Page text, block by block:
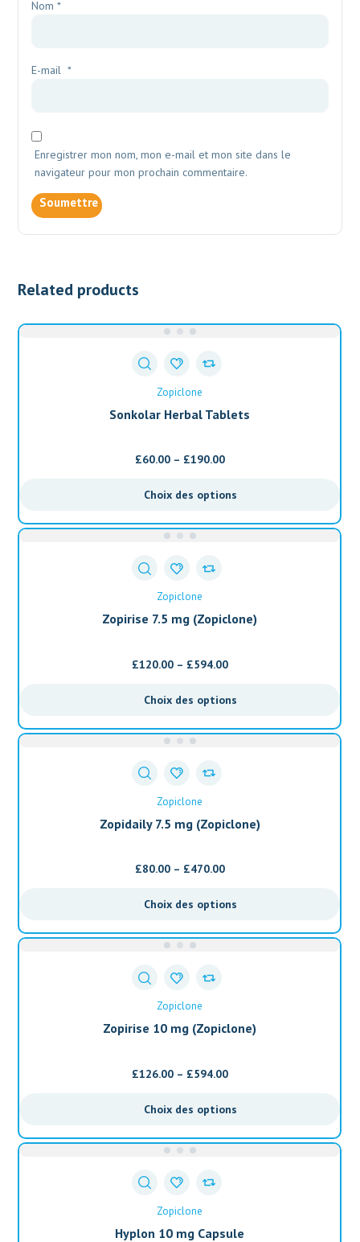
Nom*
E-mail*
Enregistrer mon nom, mon e-mail et mon site dans le
navigateur pour mon prochain commentaire.
Related products
Zopiclone
Sonkolar Herbal Tablets
£60.00– £190.00
Choix des options
Zopiclone
Zopirise 7.5 mg (Zopiclone)
£120.00– £594.00
Choix des options
Zopiclone
Zopidaily 7.5 mg (Zopiclone)
£80.00– £470.00
Choix des options
Zopiclone
Zopirise 10 mg (Zopiclone)
£126.00– £594.00
Choix des options
Zopiclone
Hyplon 10 mg Capsule